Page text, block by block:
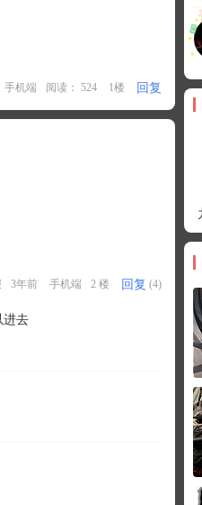
手机端 阅读： 524 1楼 回复
3年前 手机端 2 楼 回复 (4)
进去